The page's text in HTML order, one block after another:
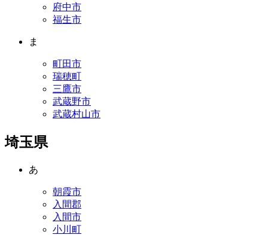
府中市
福生市
ま
町田市
瑞穂町
三鷹市
武蔵野市
武蔵村山市
埼玉県
あ
朝霞市
入間郡
入間市
小川町